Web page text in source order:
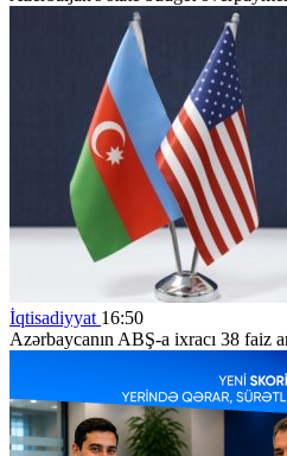
İqtisadiyyat 16:50
Azərbaycanın ABŞ-a ixracı 38 faiz